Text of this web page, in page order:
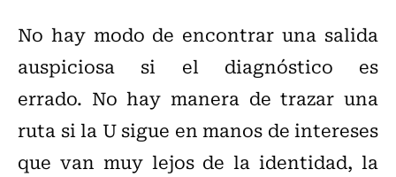
No hay modo de encontrar una salida
auspiciosa si el diagnóstico es
errado. No hay manera de trazar una
ruta si la U sigue en manos de intereses
que van muy lejos de la identidad, la